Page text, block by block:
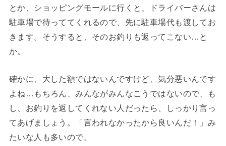
とか、ショッピングモールに行くと、ドライバーさんは
駐車場で待っててくれるので、先に駐車場代も渡してお
きます。そうすると、そのお釣りも返ってこない…と
か。
確かに、大した額ではないんですけど、気分悪いんです
よね…もちろん、みんながみんなこうではないので、も
し、お釣りを返してくれない人だったら、しっかり言っ
てあげましょう。「言われなかったから良いんだ！」み
たいな人も多いので。